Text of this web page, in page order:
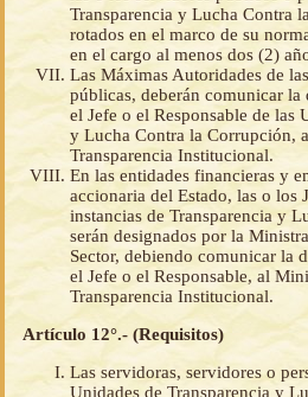
Transparencia y Lucha Contra
rotados en el marco de su
en el cargo al menos dos (2)
Las Máximas Autoridades de
públicas, deberán comunicar
el Jefe o el Responsable de las
y Lucha Contra la Corrupción,
Transparencia Institucional.
En las entidades financieras y
accionaria del Estado, las o los
instancias de Transparencia y
serán designados por la
Sector, debiendo comunicar la
el Jefe o el Responsable, al
Transparencia Institucional.
Artículo 12°.- (Requisitos)
Las servidoras, servidores o
Unidades de Transparencia y